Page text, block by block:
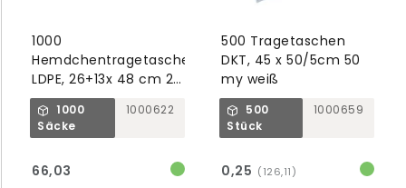
1000
Hemdchentragetaschen
LDPE, 26+13x 48 cm 25
my, transparent, auf
Block1000
Säcke
1000622
66,03
500 Tragetaschen
DKT, 45 x 50/5cm 50
my weiß
500
Stück
1000659
0,25 (126,11)